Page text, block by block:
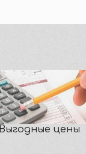
Выгодные цены